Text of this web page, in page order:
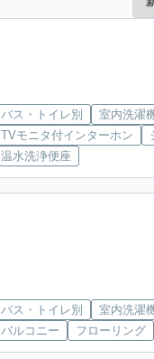
バス・トイレ別 室内洗濯
TVモニタ付インターホン
温水洗浄便座
バス・トイレ別 室内洗濯
バルコニー
フローリング